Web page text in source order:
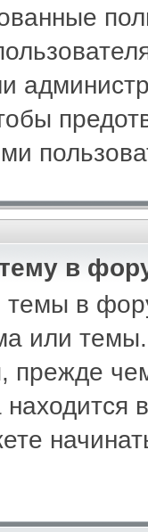
в
темы в
или
прежде